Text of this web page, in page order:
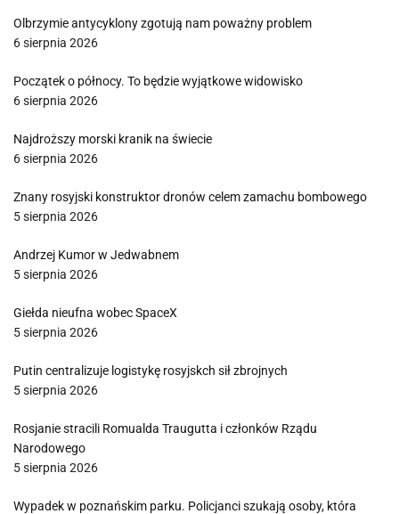
Olbrzymie antycyklony zgotują nam poważny problem
6 sierpnia 2026
Początek o północy. To będzie wyjątkowe widowisko
6 sierpnia 2026
Najdroższy morski kranik na świecie
6 sierpnia 2026
Znany rosyjski konstruktor dronów celem zamachu bombowego
5 sierpnia 2026
Andrzej Kumor w Jedwabnem
5 sierpnia 2026
Giełda nieufna wobec SpaceX
5 sierpnia 2026
Putin centralizuje logistykę rosyjskch sił zbrojnych
5 sierpnia 2026
Rosjanie stracili Romualda Traugutta i członków Rządu
Narodowego
5 sierpnia 2026
Wypadek w poznańskim parku. Policjanci szukają osoby, która